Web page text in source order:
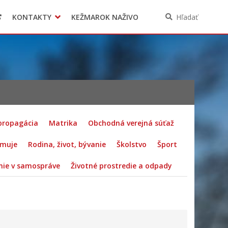
KONTAKTY KEŽMAROK NAŽIVO Hľadať
Matrika Obchodná verejná súťaž
Rodina, život, bývanie Školstvo Šport
v samospráve Životné prostredie a odpady